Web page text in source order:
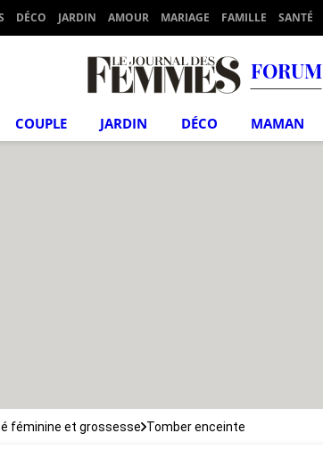
DÉCO JARDIN AMOUR MARIAGE FAMILLE SANTÉ
FORUM
COUPLE JARDIN DÉCO MAMAN
féminine et grossesse Tomber enceinte